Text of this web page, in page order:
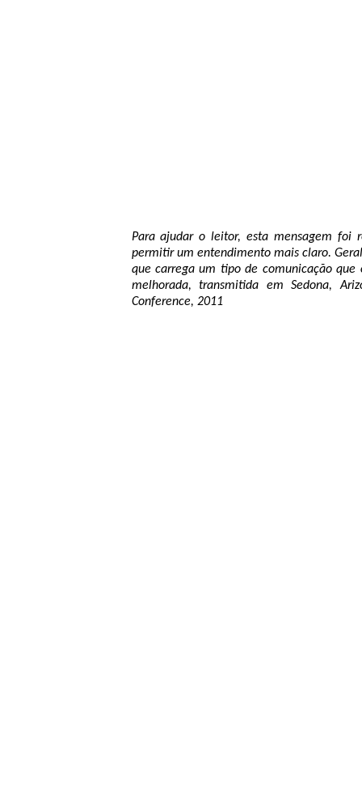
Para ajudar o leitor, esta mensagem foi
permitir um entendimento mais claro.
que carrega um tipo de comunicação
melhorada, transmitida em Sedona,
Conference, 2011